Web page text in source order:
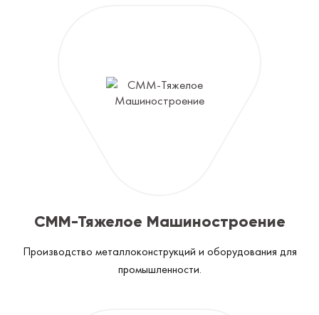
CММ-Тяжелое Машиностроение
Производство металлоконструкций и оборудования для
промышленности.